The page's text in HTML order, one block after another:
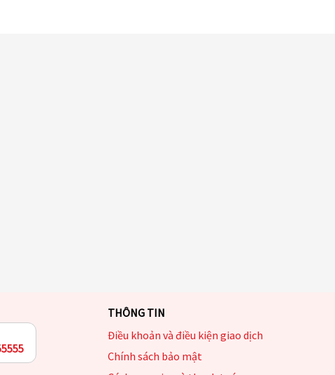
THÔNG TIN
Điều khoản và điều kiện giao dịch
Chính sách bảo mật